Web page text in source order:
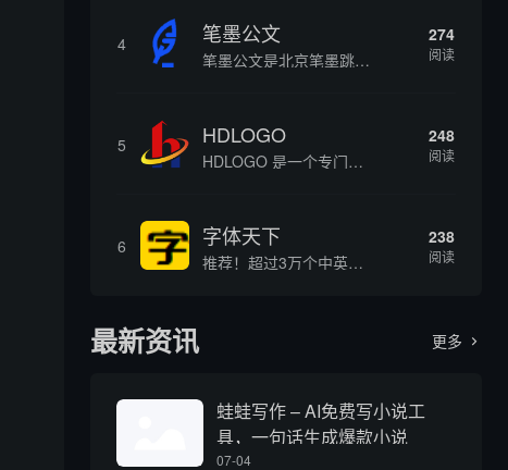
4 笔墨公文
笔墨公文是北京笔墨跳动科技旗下垂直公文赛道 AIGC 创作平台，深耕体制公文专业场景，依托海量标准公文语料训练专属大模型。平台整合 AI 公文生成、全维度智能校对、范文库、实时更新素材库、标准化公文模板五大核心板块，兼顾公文快速撰写、文稿合...
274
阅读
5 HDLOGO
HDLOGO 是一个专门整理矢量标志和图标的网站，提供各类品牌和公司的矢量标志下载服务，主要面向设计师、营销人员和企业用户，帮他们获取高质量的品牌标识资源。
248
阅读
6 字体天下
推荐！超过3万个中英文字体免费下载
238
阅读
最新资讯 更多 
蛙蛙写作 – AI免费写小说工
具，一句话生成爆款小说
07-04